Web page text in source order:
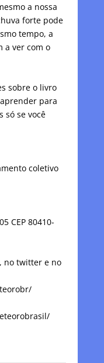
a nossa
forte pode
tempo, a
a ver com o
sobre o livro
para
só se você
coletivo
CEP 80410-
no twitter e no